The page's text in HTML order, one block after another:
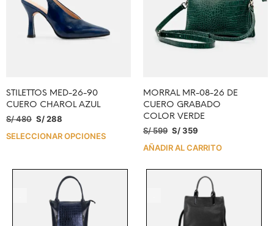
STILETTOS MED-26-90
CUERO CHAROL AZUL
S/480 S/288
SELECCIONAR OPCIONES
MORRAL MR-08-26 DE
CUERO GRABADO
COLOR VERDE
S/599 S/359
AÑADIR AL CARRITO